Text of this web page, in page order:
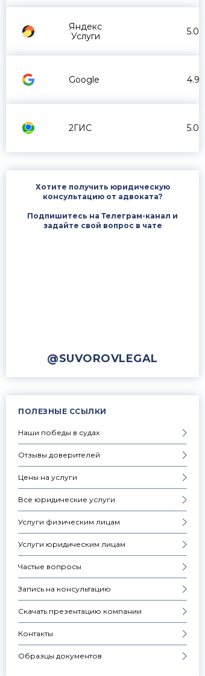
Яндекс
Услуги
5.0
Google 4.9
2ГИС 5.0
Хотите получить юридическую
консультацию от адвоката?
Подпишитесь на Телеграм-канал и
задайте свой вопрос в чате
@SUVOROVLEGAL
ПОЛЕЗНЫЕ ССЫЛКИ
Наши победы в судах
Отзывы доверителей
Цены на услуги
Все юридические услуги
Услуги физическим лицам
Услуги юридическим лицам
Частые вопросы
Запись на консультацию
Скачать презентацию компании
Контакты
Образцы документов